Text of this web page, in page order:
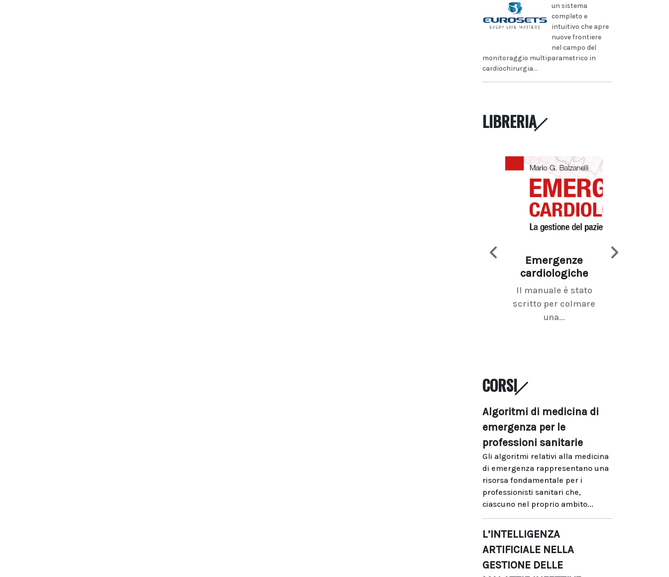
un sistema
completo e
intuitivo che apre
nuove frontiere
nel campo del
monitoraggio multiparametrico in
cardiochirurgia...
LIBRERIA
Emergenze
cardiologiche
Il manuale è stato
scritto per colmare
una...
CORSI
Algoritmi di medicina di
emergenza per le
professioni sanitarie
Gli algoritmi relativi alla medicina
di emergenza rappresentano una
risorsa fondamentale per i
professionisti sanitari che,
ciascuno nel proprio ambito...
L’INTELLIGENZA
ARTIFICIALE NELLA
GESTIONE DELLE